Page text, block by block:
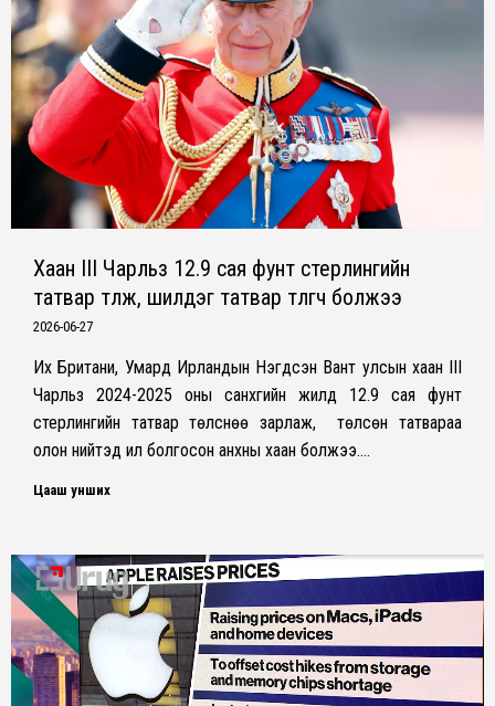
Хаан III Чарльз 12.9 сая фунт стерлингийн
татвар төлж, шилдэг татвар төлөгч болжээ
2026-06-27
Их Британи, Умард Ирландын Нэгдсэн Вант улсын хаан III
Чарльз 2024-2025 оны санхүүгийн жилд 12.9 сая фунт
стерлингийн татвар төлснөө зарлаж, төлсөн татвараа
олон нийтэд ил болгосон анхны хаан болжээ.…
Цааш унших